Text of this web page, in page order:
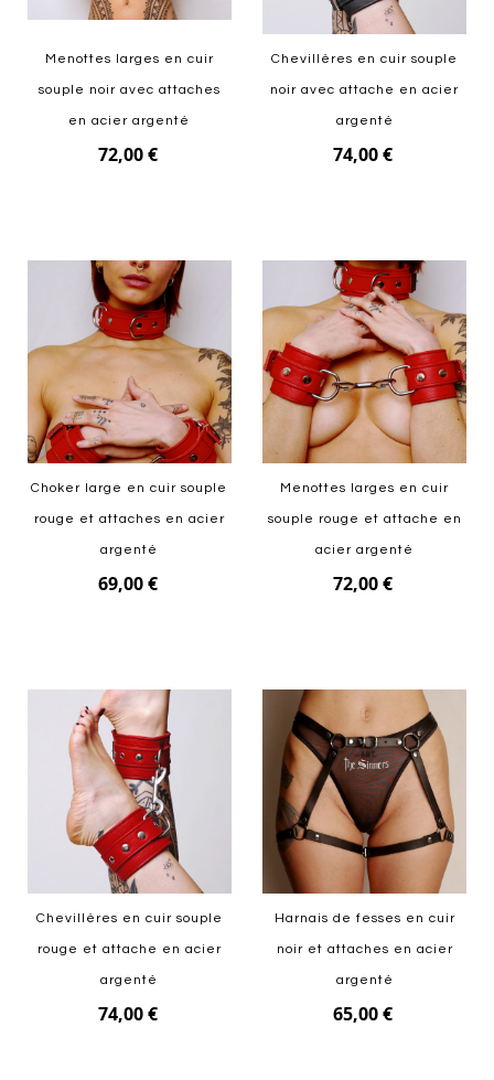
Menottes larges en cuir
souple noir avec attaches
en acier argenté
72,00 €
Chevillères en cuir souple
noir avec attache en acier
argenté
74,00 €
Choker large en cuir souple
rouge et attaches en acier
argenté
69,00 €
Menottes larges en cuir
souple rouge et attache en
acier argenté
72,00 €
Chevillères en cuir souple
rouge et attache en acier
argenté
74,00 €
Harnais de fesses en cuir
noir et attaches en acier
argenté
65,00 €